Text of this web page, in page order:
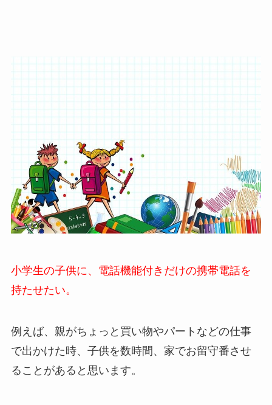
小学生の子供に、電話機能付きだけの携帯電話を
持たせたい。
例えば、親がちょっと買い物やパートなどの仕事
で出かけた時、子供を数時間、家でお留守番させ
ることがあると思います。